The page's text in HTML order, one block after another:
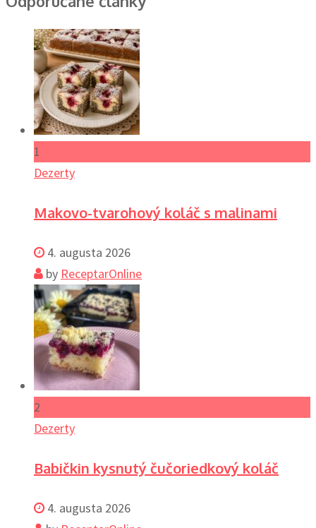
1
Dezerty
Makovo-tvarohový koláč s malinami
4. augusta 2026
by ReceptarOnline
2
Dezerty
Babičkin kysnutý čučoriedkový koláč
4. augusta 2026